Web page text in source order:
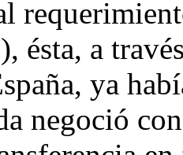
ésta, a
ya
negoció